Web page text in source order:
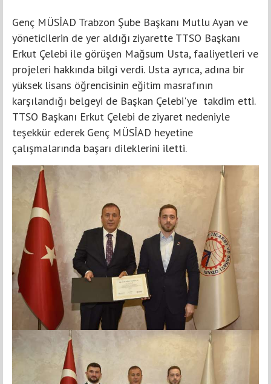
Genç MÜSİAD Trabzon Şube Başkanı Mutlu Ayan ve
yöneticilerin de yer aldığı ziyarette TTSO Başkanı
Erkut Çelebi ile görüşen Mağsum Usta, faaliyetleri ve
projeleri hakkında bilgi verdi. Usta ayrıca, adına bir
yüksek lisans öğrencisinin eğitim masrafının
karşılandığı belgeyi de Başkan Çelebi'ye takdim etti.
TTSO Başkanı Erkut Çelebi de ziyaret nedeniyle
teşekkür ederek Genç MÜSİAD heyetine
çalışmalarında başarı dileklerini iletti.